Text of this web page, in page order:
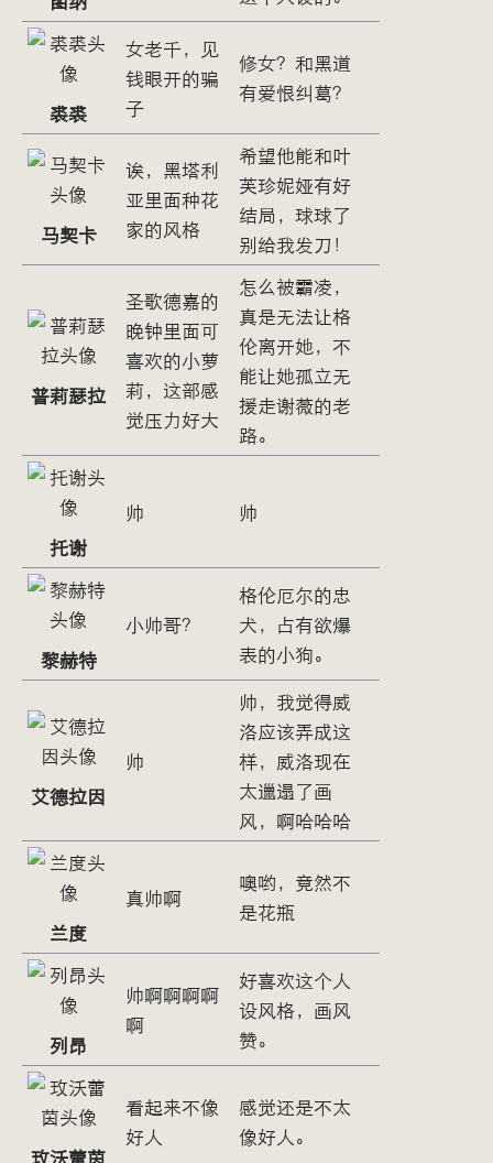
裘裘
女老千，见
钱眼开的骗
子
修女？和黑道
有爱恨纠葛？
马契卡
诶，黑塔利
亚里面种花
家的风格
希望他能和叶
芙珍妮娅有好
结局，球球了
别给我发刀！
普莉瑟拉
圣歌德嘉的
晚钟里面可
喜欢的小萝
莉，这部感
觉压力好大
怎么被霸凌，
真是无法让格
伦离开她，不
能让她孤立无
援走谢薇的老
路。
托谢
帅 帅
黎赫特
小帅哥？
格伦厄尔的忠
犬，占有欲爆
表的小狗。
艾德拉因
帅
帅，我觉得威
洛应该弄成这
样，威洛现在
太邋遢了画
风，啊哈哈哈
兰度
真帅啊
噢哟，竟然不
是花瓶
列昂
帅啊啊啊啊
啊
好喜欢这个人
设风格，画风
赞。
玫沃蕾茵
看起来不像
好人
感觉还是不太
像好人。